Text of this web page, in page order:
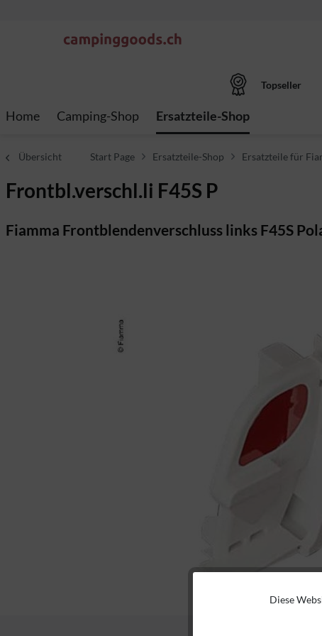
Topseller
Home Camping-Shop Ersatzteile-Shop
Übersicht Start Page Ersatzteile-Shop Ersatzteile für
Frontbl.verschl.li F45S P
Fiamma Frontblendenverschluss links F45S
Diese